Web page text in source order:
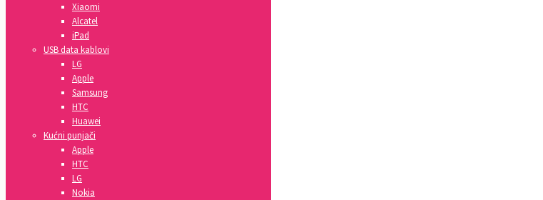
Xiaomi
Alcatel
iPad
USB data kablovi
LG
Apple
Samsung
HTC
Huawei
Kućni punjači
Apple
HTC
LG
Nokia